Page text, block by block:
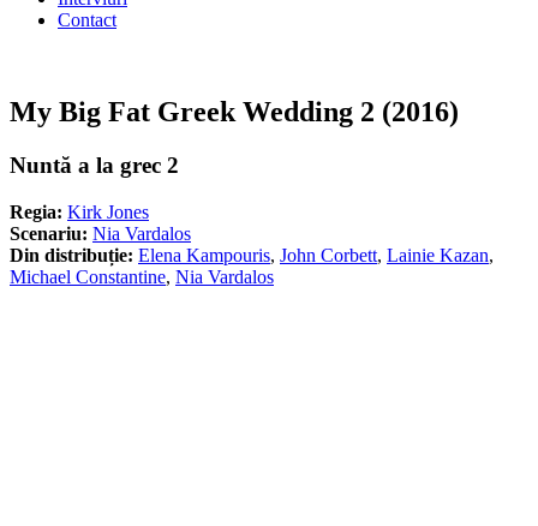
Contact
My Big Fat Greek Wedding 2 (2016)
Nuntă a la grec 2
Regia: Kirk Jones
Scenariu: Nia Vardalos
Din distribuție: Elena Kampouris, John Corbett, Lainie Kazan,
Michael Constantine, Nia Vardalos